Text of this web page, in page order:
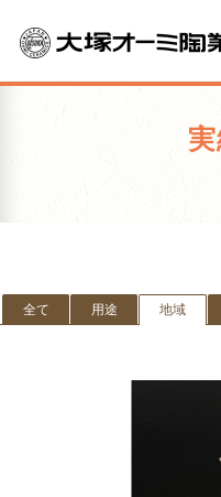
全て 用途 地域